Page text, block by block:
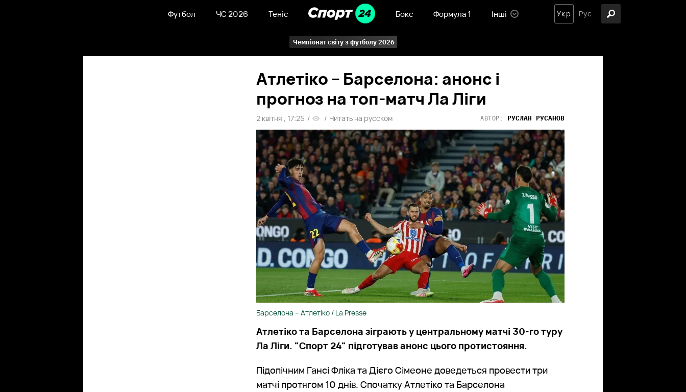
Футбол ЧС 2026 Теніс Бокс Формула 1 Інші Укр Рус
Чемпіонат світу з футболу 2026
Атлетіко – Барселона: анонс і
прогноз на топ-матч Ла Ліги
2 квітня , 17:25 / / Читать на русском АВТОР: РУСЛАН РУСАНОВ
Барселона – Атлетіко / La Presse
Атлетіко та Барселона зіграють у центральному матчі 30-го туру
Ла Ліги. "Спорт 24" підготував анонс цього протистояння.
Підопічним Гансі Фліка та Дієго Сімеоне доведеться провести три
матчі протягом 10 днів. Спочатку Атлетіко та Барселона